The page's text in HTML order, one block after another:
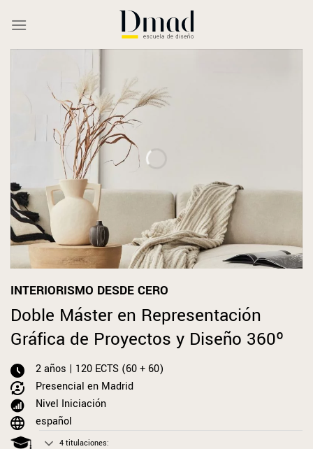
INTERIORISMO DESDE CERO
Doble Máster en Representación
Gráfica de Proyectos y Diseño 360º
2 años | 120 ECTS (60 + 60)
Presencial en Madrid
Nivel Iniciación
español
4 titulaciones: